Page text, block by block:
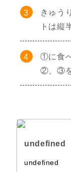
きゅう
トは縦
①に食
②、③を
undefined
undefined